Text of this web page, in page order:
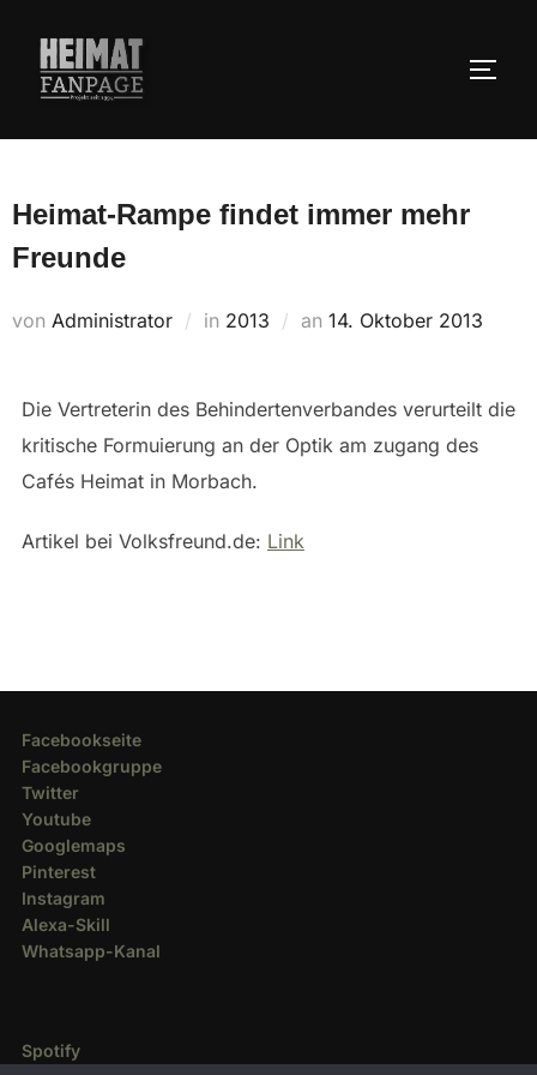
Inhalt
springen
Heimat-Rampe findet immer mehr
Freunde
von Administrator in 2013 an Veröffentlicht
14. Oktober 2013
Die Vertreterin des Behindertenverbandes verurteilt die
kritische Formuierung an der Optik am zugang des
Cafés Heimat in Morbach.
Artikel bei Volksfreund.de: Link
Facebookseite
Facebookgruppe
Twitter
Youtube
Googlemaps
Pinterest
Instagram
Alexa-Skill
Whatsapp-Kanal
Spotify